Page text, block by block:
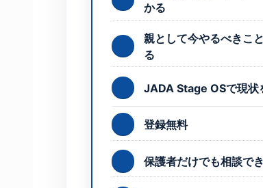
かる
親として今やるべきこ
る
JADA Stage OSで現状
登録無料
保護者だけでも相談で